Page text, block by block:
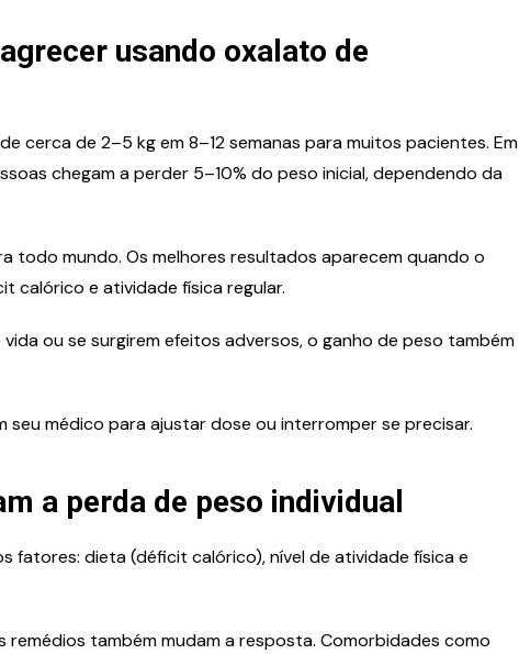
usando oxalato de
cerca de 2–5 kg em 8–12 semanas para muitos pacientes. Em
chegam a perder 5–10% do peso inicial, dependendo da
todo mundo. Os melhores resultados aparecem quando o
calórico e atividade física regular.
ou se surgirem efeitos adversos, o ganho de peso também
seu médico para ajustar dose ou interromper se precisar.
a perda de peso individual
fatores: dieta (déficit calórico), nível de atividade física e
também mudam a resposta. Comorbidades como